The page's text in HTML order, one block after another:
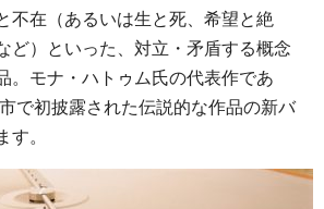
不在（あるいは生と死、希望と絶
ど）といった、対立・矛盾する概念
。モナ・ハトゥム氏の代表作であ
で初披露された伝説的な作品の新バ
す。